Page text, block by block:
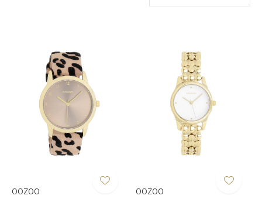
OOZOO OOZOO